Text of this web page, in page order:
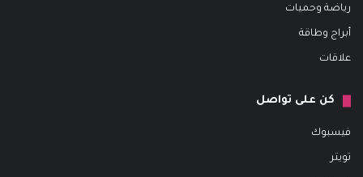
رياضة وحميات
أبراج وطاقة
علاقات
كن على تواصل
فيسبوك
تويتر